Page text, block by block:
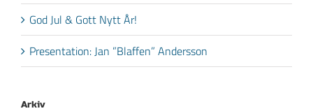
God Jul & Gott Nytt År!
Presentation: Jan ”Blaffen” Andersson
Arkiv